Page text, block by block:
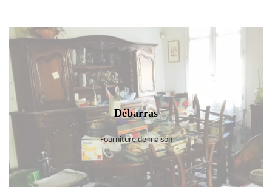
Débarras
Fourniture de maison